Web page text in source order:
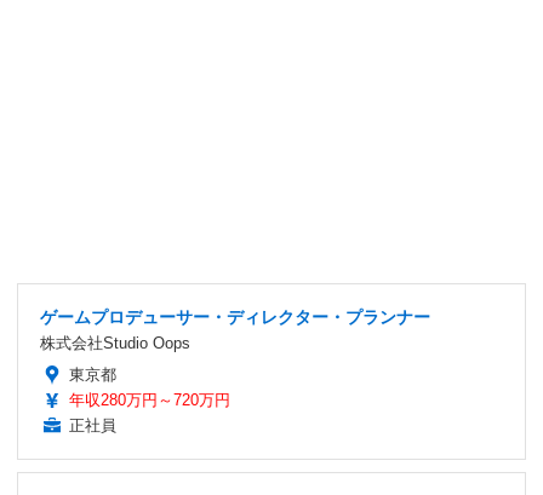
ゲームプロデューサー・ディレクター・プランナー
株式会社Studio Oops
東京都
年収280万円～720万円
正社員